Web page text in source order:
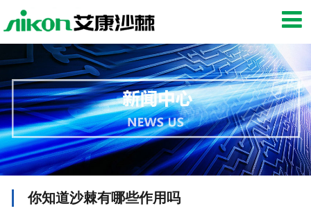
公司简介
产品中心
新闻中心
小沙宝
前景
你知道沙棘有哪些作用吗